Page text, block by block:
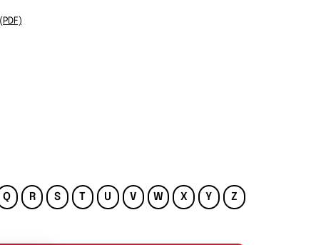
Q R S T U V W X Y Z